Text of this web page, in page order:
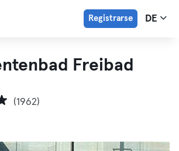
Registrarse DE
Freibad
(1962)